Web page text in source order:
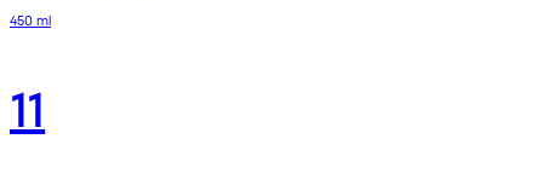
450 ml
11